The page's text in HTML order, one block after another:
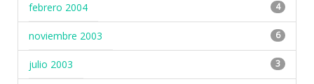
febrero 2004 4
noviembre 2003 6
julio 2003 3